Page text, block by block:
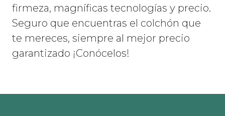
firmeza, magníficas tecnologías y precio.
Seguro que encuentras el colchón que
te mereces, siempre al mejor precio
garantizado ¡Conócelos!